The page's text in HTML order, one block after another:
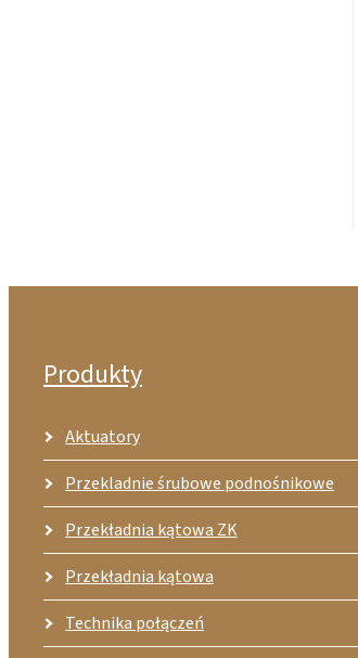
Produkty
Aktuatory
Przekladnie śrubowe podnośnikowe
Przekładnia kątowa ZK
Przekładnia kątowa
Technika połączeń